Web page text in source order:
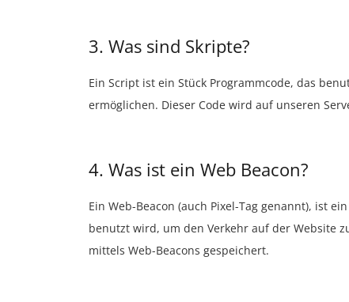
3. Was sind Skripte?
Ein Script ist ein Stück Programmcode, das
ermöglichen. Dieser Code wird auf unseren
4. Was ist ein Web Beacon?
Ein Web-Beacon (auch Pixel-Tag genannt), ist
benutzt wird, um den Verkehr auf der Website
mittels Web-Beacons gespeichert.